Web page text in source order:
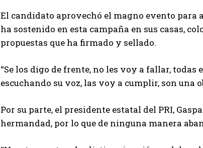
El candidato aprovechó el magno evento para
ha sostenido en esta campaña en sus casas,
propuestas que ha firmado y sellado.
“Se los digo de frente, no les voy a fallar,
escuchando su voz, las voy a cumplir, son una
Por su parte, el presidente estatal del PRI,
hermandad, por lo que de ninguna manera